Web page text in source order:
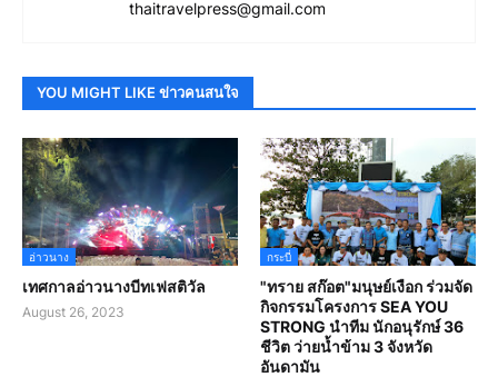
thaitravelpress@gmail.com
YOU MIGHT LIKE ข่าวคนสนใจ
อ่าวนาง
เทศกาลอ่าวนางบีทเฟสติวัล
August 26, 2023
กระบี่
"ทราย สก๊อต"มนุษย์เงือก ร่วมจัด
กิจกรรมโครงการ SEA YOU
STRONG นำทีม นักอนุรักษ์ 36
ชีวิต ว่ายน้ำข้าม 3 จังหวัด
อันดามัน